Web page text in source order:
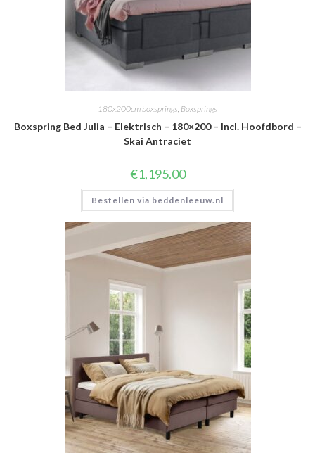
180x200cm boxsprings, Boxsprings
Boxspring Bed Julia – Elektrisch – 180×200 – Incl. Hoofdbord –
Skai Antraciet
€1,195.00
Bestellen via beddenleeuw.nl